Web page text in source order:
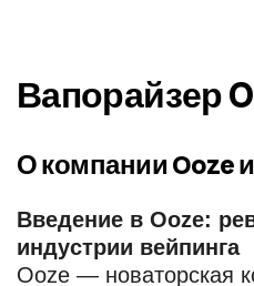
Вапорайзер
О компании Ooze
Введение в Ooze:
индустрии вейпинга
Ooze — новаторская